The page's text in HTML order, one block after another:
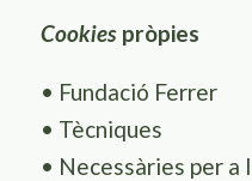
Cookiespròpies
• Fundació Ferrer
• Tècniques
• Necessàries per